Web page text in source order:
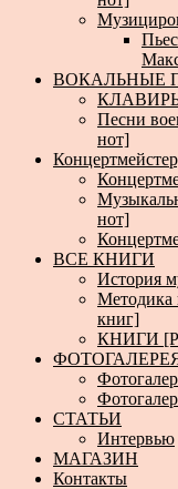
ВОКАЛЬНЫЕ
КЛАВИРЫ
Песни
нот]
нот]
ВСЕ КНИГИ
История
Методика
книг]
КНИГИ
СТАТЬИ
Интервью
МАГАЗИН
Контакты